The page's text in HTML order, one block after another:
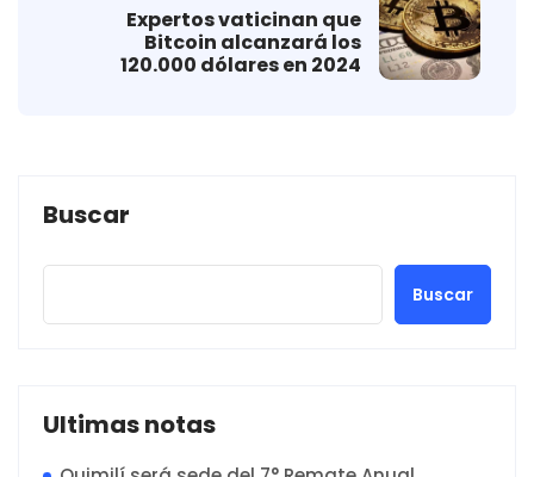
Expertos vaticinan que
Bitcoin alcanzará los
120.000 dólares en 2024
Buscar
Buscar
Ultimas notas